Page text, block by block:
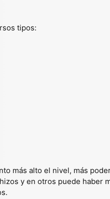
tipos:
más alto el nivel, más
y en otros puede